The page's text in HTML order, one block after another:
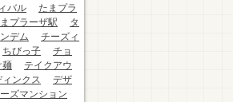
バル
たまプラ
プラーザ駅
タ
デム
チーズィ
ちびっ子
チョ
麺
テイクアウ
ィンクス
デザ
ズマンション